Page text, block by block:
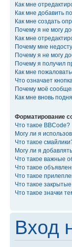
Как мне
Как мне добавить
Как мне создать
Почему я не могу
Как мне
Почему мне
Почему я не могу
Почему я получил
Как мне
Что означает
Почему моё
Как мне вновь
Форматирование
Что такое BBCode?
Могу ли я
Что такое
Могу ли я
Что такое важные
Что такое
Что такое
Что такое
Что такое значки
Вход